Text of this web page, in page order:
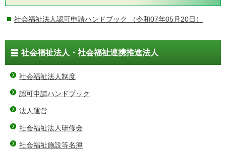
社会福祉法人認可申請ハンドブック （令和07年05月20日）
社会福祉法人・社会福祉連携推進法人
社会福祉法人制度
認可申請ハンドブック
法人運営
社会福祉法人研修会
社会福祉施設等名簿